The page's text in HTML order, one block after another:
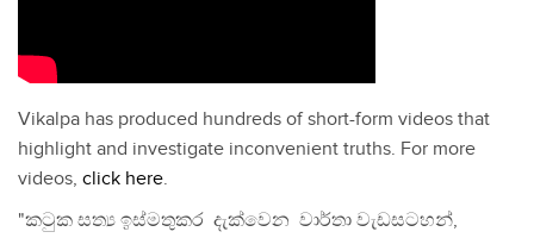
Vikalpa has produced hundreds of short-form videos that
highlight and investigate inconvenient truths. For more
videos, click here.
"කටුක සත්‍ය ඉස්මතුකර දැක්වෙන වාර්තා වැඩසටහන්,